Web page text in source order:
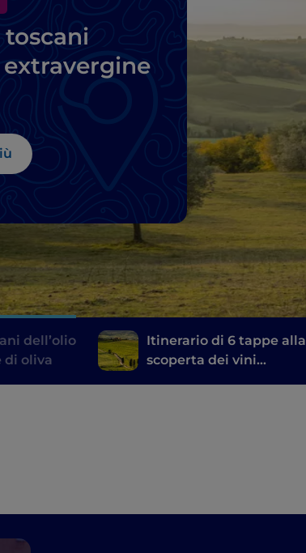
extravergine
dell’olio
di oliva
Itinerario di 6 tappe alla
scoperta dei vini